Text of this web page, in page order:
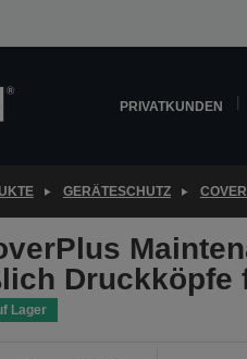
PRIVATKUNDEN
GERÄTESCHUTZ
Druckköpfe
Lager